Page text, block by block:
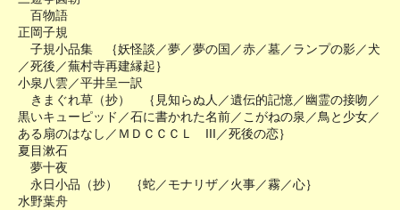
百物語
正岡子規
子規小品集 ｛妖怪談／夢／夢の国／赤／墓／ランプの影／犬
／死後／蕪村寺再建縁起｝
小泉八雲／平井呈一訳
きまぐれ草（抄） ｛見知らぬ人／遺伝的記憶／幽霊の接吻／
黒いキューピッド／石に書かれた名前／こがねの泉／鳥と少女／
ある扇のはなし／ＭＤＣＣＣＬ III／死後の恋｝
夏目漱石
夢十夜
永日小品（抄） ｛蛇／モナリザ／火事／霧／心｝
水野葉舟